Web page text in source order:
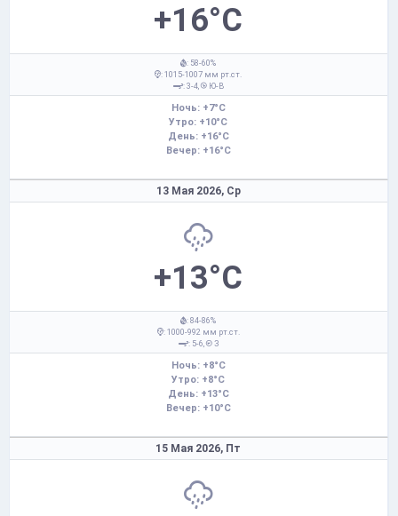
+16°C
: 58-60%
: 1015-1007 мм рт.ст.
: 3-4,
Ю-В
Ночь: +7°C
Утро: +10°C
День: +16°C
Вечер: +16°C
13 Мая 2026, Ср
+13°C
: 84-86%
: 1000-992 мм рт.ст.
: 5-6,
З
Ночь: +8°C
Утро: +8°C
День: +13°C
Вечер: +10°C
15 Мая 2026, Пт